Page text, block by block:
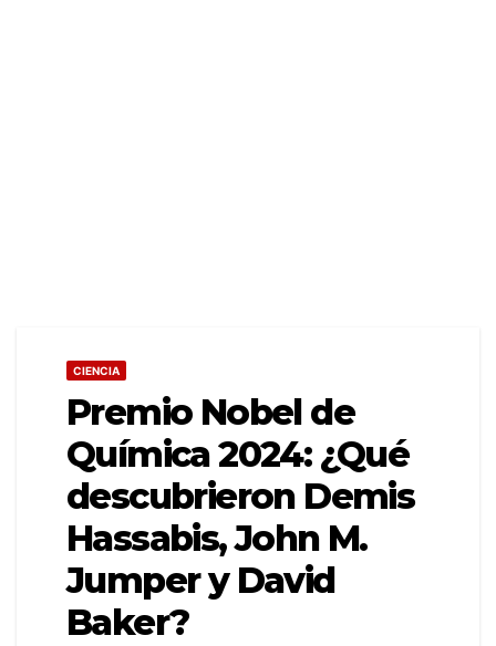
CIENCIA
Premio Nobel de
Química 2024: ¿Qué
descubrieron Demis
Hassabis, John M.
Jumper y David
Baker?